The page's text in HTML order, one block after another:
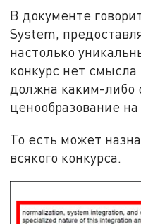
В документе
System,
настолько
конкурс нет
должна каким-либо
ценообразование на
То есть может
всякого конкурса.